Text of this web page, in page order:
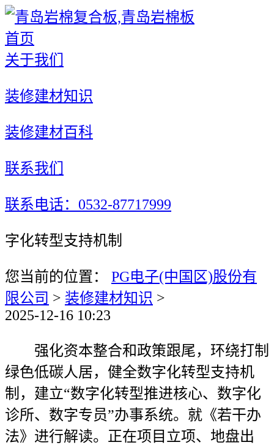
首页
关于我们
装修建材知识
装修建材百科
联系我们
联系电话：0532-87717999
字化转型支持机制
您当前的位置： PG电子(中国区)股份有
限公司 > 装修建材知识 >
2025-12-16 10:23
强化资本整合和政策跟尾，环绕打制
绿色低碳人居，健全数字化转型支持机
制，建立“数字化转型推进核心、数字化
诊所、数字专员”办事系统。就《若干办
法》进行解读。正在项目立项、地盘出